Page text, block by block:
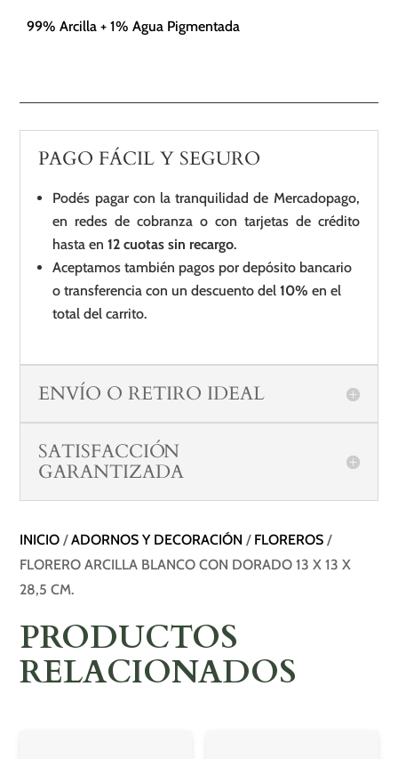
99% Arcilla + 1% Agua Pigmentada
PAGO FÁCIL Y SEGURO
Podés pagar con la tranquilidad de Mercadopago,
en redes de cobranza o con tarjetas de crédito
hasta en12 cuotas sin recargo.
Aceptamos también pagos por depósito bancario
o transferencia con un descuento del10% en el
total del carrito.
ENVÍO O RETIRO IDEAL
SATISFACCIÓN
GARANTIZADA
INICIO /ADORNOS Y DECORACIÓN / FLOREROS /
FLORERO ARCILLA BLANCO CON DORADO 13 X 13 X
28,5 CM.
PRODUCTOS
RELACIONADOS